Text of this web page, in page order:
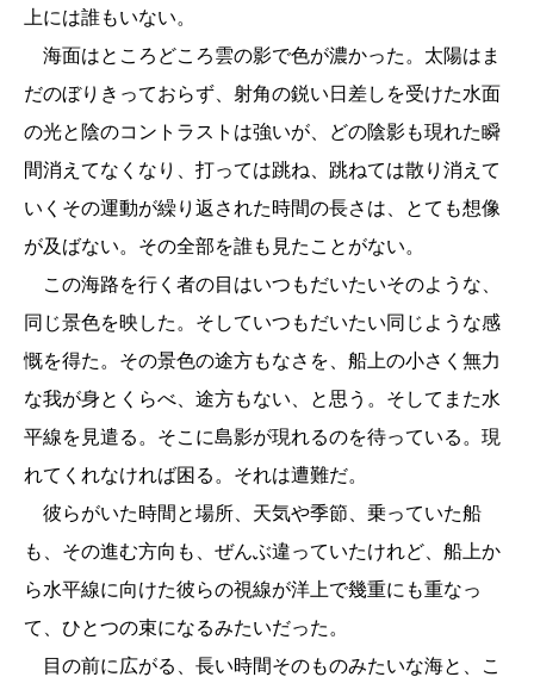
上には誰もいない。
海面はところどころ雲の影で色が濃かった。太陽はま
だのぼりきっておらず、射角の鋭い日差しを受けた水面
の光と陰のコントラストは強いが、どの陰影も現れた瞬
間消えてなくなり、打っては跳ね、跳ねては散り消えて
いくその運動が繰り返された時間の長さは、とても想像
が及ばない。その全部を誰も見たことがない。
この海路を行く者の目はいつもだいたいそのような、
同じ景色を映した。そしていつもだいたい同じような感
慨を得た。その景色の途方もなさを、船上の小さく無力
な我が身とくらべ、途方もない、と思う。そしてまた水
平線を見遣る。そこに島影が現れるのを待っている。現
れてくれなければ困る。それは遭難だ。
彼らがいた時間と場所、天気や季節、乗っていた船
も、その進む方向も、ぜんぶ違っていたけれど、船上か
ら水平線に向けた彼らの視線が洋上で幾重にも重なっ
て、ひとつの束になるみたいだった。
目の前に広がる、長い時間そのものみたいな海と、こ